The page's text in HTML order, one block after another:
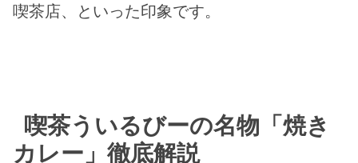
喫茶店、といった印象です。
喫茶ういるびーの名物「焼き
カレー」徹底解説